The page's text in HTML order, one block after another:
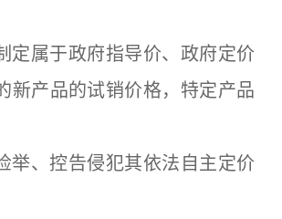
属于政府指导价、政府定价
新产品的试销价格，特定产品
、控告侵犯其依法自主定价